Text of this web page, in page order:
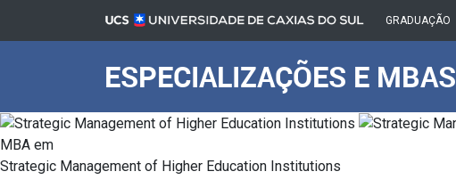
GRADUAÇÃO
ESPECIALIZAÇÕES E MBAS
MBA em
Strategic Management of Higher Education Institutions